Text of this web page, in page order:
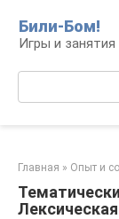
контенту
Били-Бом!
Игры и
Главная » Опыт и